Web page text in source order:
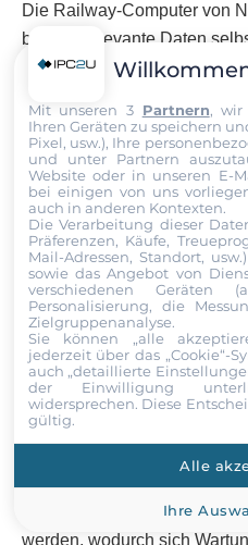
Die Railway-Computer von
betriebsrelevante Daten
wechselnden
anspruchsvollen
verfügbar bleiben. Ihre
einen stabilen Dauerbetrieb
Einsatzbedingungen im
Darüber hinaus
Lösungen (Network Video
PoE-Kameras und tragen
Videoüberwachung sowie
und Fahrzeugen bei.
Funktionen wie GPS-
Zustandsüberwachung die
Systeme können in Echtzeit
oder WLAN-Netzwerke an
werden, wodurch sich
Mit unseren 3 Partnern, wir
Ihren Geräten zu speichern
Pixel, usw.), Ihre
und unter Partnern
Website oder in unseren E-
bei einigen von uns
auch in anderen Kontexten.
Die Verarbeitung dieser
Präferenzen, Käufe,
Mail-Adressen, Standort,
sowie das Angebot von
verschiedenen Geräten
Personalisierung, die
Zielgruppenanalyse.
Sie können „alle
jederzeit über das „Cookie“-
auch „detaillierte
der Einwilligung
widersprechen. Diese
gültig.
Ihre
Alle